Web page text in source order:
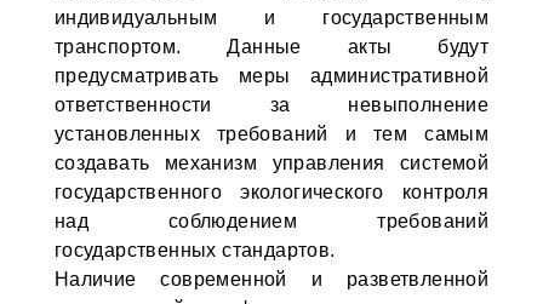
индивидуальным и государственным
транспортом. Данные акты будут
предусматривать меры административной
ответственности за невыполнение
установленных требований и тем самым
создавать механизм управления системой
государственного экологического контроля
над соблюдением требований
государственных стандартов.
Наличие современной и разветвленной